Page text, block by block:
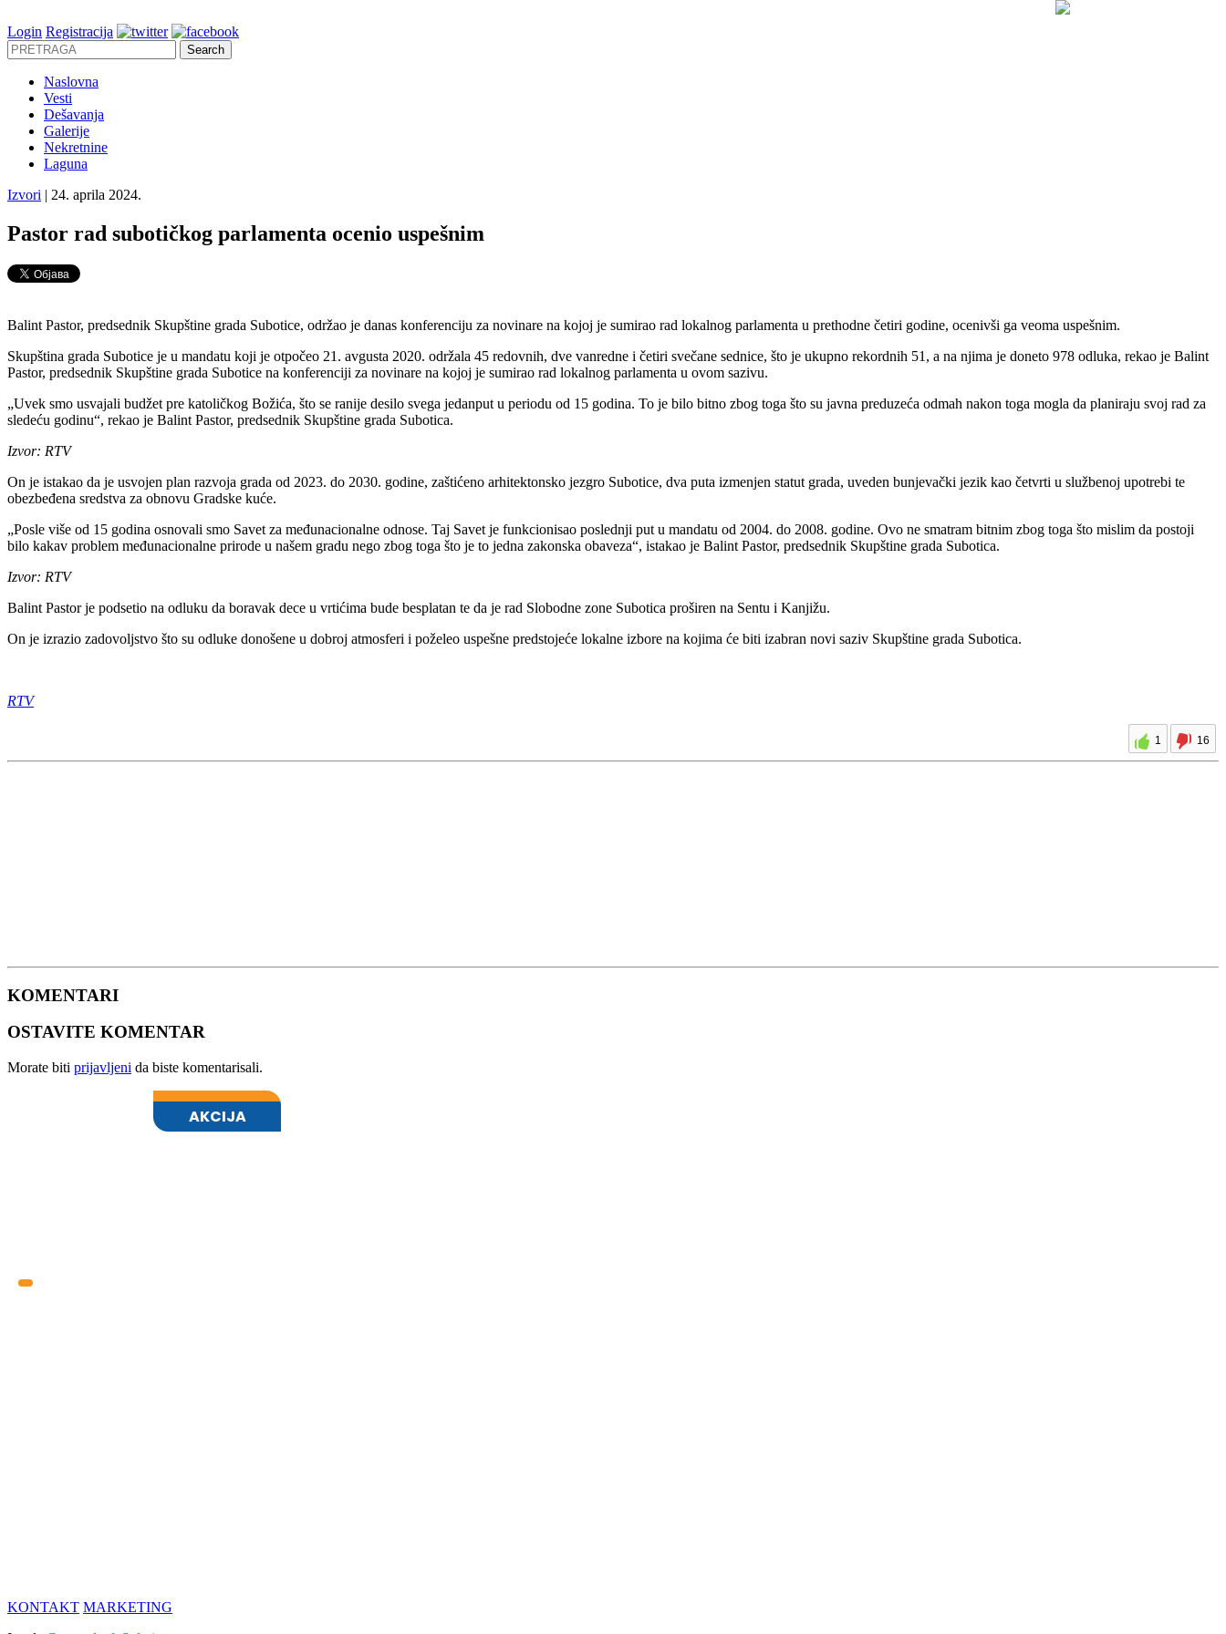
Login Registracija
Naslovna
Vesti
Dešavanja
Galerije
Nekretnine
Laguna
Izvori | 24. aprila 2024.
Pastor rad subotičkog parlamenta ocenio uspešnim
Balint Pastor, predsednik Skupštine grada Subotice, održao je danas konferenciju za novinare na kojoj je sumirao rad lokalnog parlamenta u prethodne četiri godine, ocenivši ga veoma uspešnim.
Skupština grada Subotice je u mandatu koji je otpočeo 21. avgusta 2020. održala 45 redovnih, dve vanredne i četiri svečane sednice, što je ukupno rekordnih 51, a na njima je doneto 978 odluka, rekao je Balint
Pastor, predsednik Skupštine grada Subotice na konferenciji za novinare na kojoj je sumirao rad lokalnog parlamenta u ovom sazivu.
„Uvek smo usvajali budžet pre katoličkog Božića, što se ranije desilo svega jedanput u periodu od 15 godina. To je bilo bitno zbog toga što su javna preduzeća odmah nakon toga mogla da planiraju svoj rad za
sledeću godinu“, rekao je Balint Pastor, predsednik Skupštine grada Subotica.
Izvor: RTV
On je istakao da je usvojen plan razvoja grada od 2023. do 2030. godine, zaštićeno arhitektonsko jezgro Subotice, dva puta izmenjen statut grada, uveden bunjevački jezik kao četvrti u službenoj upotrebi te
obezbeđena sredstva za obnovu Gradske kuće.
„Posle više od 15 godina osnovali smo Savet za međunacionalne odnose. Taj Savet je funkcionisao poslednji put u mandatu od 2004. do 2008. godine. Ovo ne smatram bitnim zbog toga što mislim da postoji
bilo kakav problem međunacionalne prirode u našem gradu nego zbog toga što je to jedna zakonska obaveza“, istakao je Balint Pastor, predsednik Skupštine grada Subotica.
Izvor: RTV
Balint Pastor je podsetio na odluku da boravak dece u vrtićima bude besplatan te da je rad Slobodne zone Subotica proširen na Sentu i Kanjižu.
On je izrazio zadovoljstvo što su odluke donošene u dobroj atmosferi i poželeo uspešne predstojeće lokalne izbore na kojima će biti izabran novi saziv Skupštine grada Subotica.
RTV
1 16
KOMENTARI
OSTAVITE KOMENTAR
Morate biti prijavljeni da biste komentarisali.
KONTAKT MARKETING